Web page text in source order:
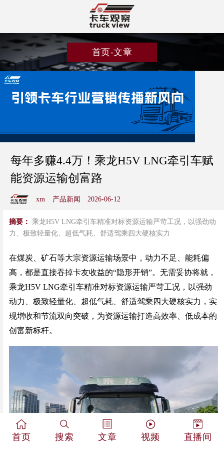
首页-文章
每年多赚4.4万！乘龙H5V LNG牵引车赋
能资源运输创富路
xm 产品新闻 2026-06-12
摘要： 乘龙H5V LNG牵引车精准对标资源运输严苛工况，以强劲动
力、极致轻量化、超低气耗、舒适驾乘四大硬核实力
在煤炭、矿石等大宗资源运输场景中，动力不足、能耗偏
高，都是直接吞掉卡友收益的“隐形开销”。无需妥协将就，
乘龙H5V LNG牵引车精准对标资源运输严苛工况，以强劲
动力、极致轻量化、超低气耗、舒适驾乘四大硬核实力，实
现增收和节流双向突破，为资源运输打造高效率、低成本的
创富新标杆。
首页 搜索 文章 视频 直播间